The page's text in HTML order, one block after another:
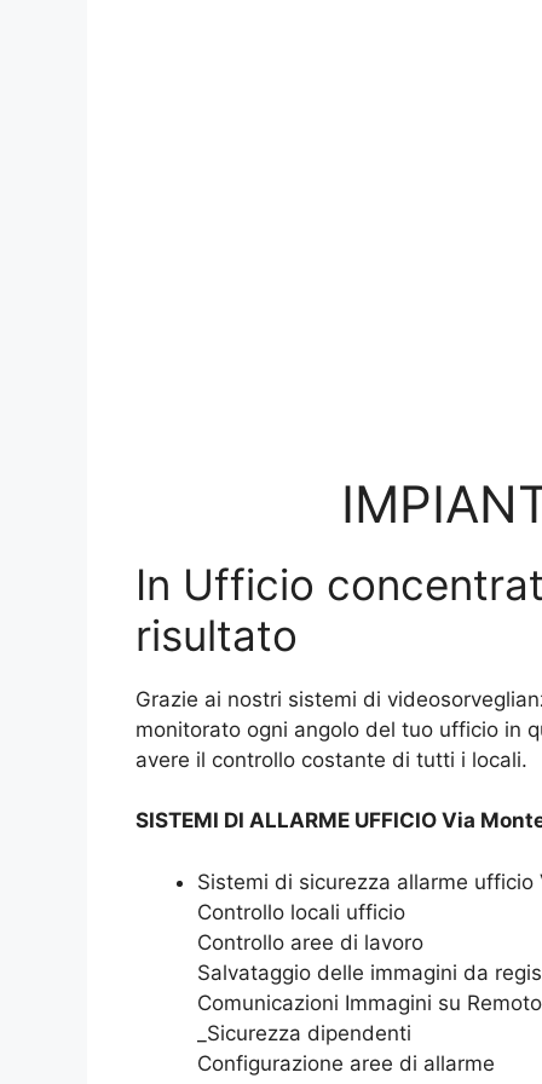
In Ufficio
risultato
Grazie ai nostri sistemi di
monitorato ogni angolo del tuo ufficio in
avere il controllo costante di tutti i locali.
SISTEMI DI ALLARME UFFICIO Via
Sistemi di sicurezza allarme ufficio
Controllo locali ufficio
Controllo aree di lavoro
Salvataggio delle immagini da
Comunicazioni Immagini su Remoto
_Sicurezza dipendenti
Configurazione aree di allarme